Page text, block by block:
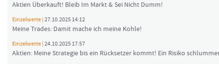
Aktien Überkauft! Bleib Im Markt & Sei Nicht Dumm!
Einzelwerte | 27.10.2025 14:12
Meine Trades: Damit mache ich meine Kohle!
Einzelwerte | 24.10.2025 17:57
Aktien: Meine Strategie bis ein Rücksetzer kommt! Ein Risiko